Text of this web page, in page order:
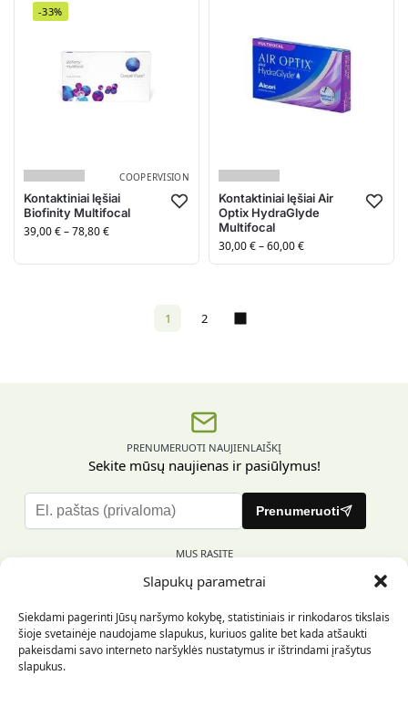
Slapukų parametrai
Siekdami pagerinti Jūsų naršymo kokybę, statistiniais ir rinkodaros tikslais
šioje svetainėje naudojame slapukus, kuriuos galite bet kada atšaukti
pakeisdami savo interneto naršyklės nustatymus ir ištrindami įrašytus
slapukus.
-33%
COOPERVISION
Kontaktiniai lęšiai
Biofinity Multifocal
39,00€–78,80€
Kontaktiniai lęšiai Air
Optix HydraGlyde
Multifocal
30,00€–60,00€
1 2
PRENUMERUOTI NAUJIENLAIŠKĮ
Sekite mūsų naujienas ir pasiūlymus!
l
a
l
e
a
Prenumeruoti
MUS RASITE
INFORMACIJA PIRKĖJUI